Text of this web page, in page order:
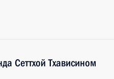
Сеттхой Тхависином